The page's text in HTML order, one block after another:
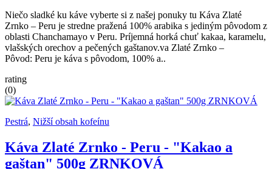
Niečo sladké ku káve vyberte si z našej ponuky tu Káva Zlaté
Zrnko – Peru je stredne pražená 100% arabika s jediným pôvodom z
oblasti Chanchamayo v Peru. Príjemná horká chuť kakaa, karamelu,
vlašských orechov a pečených gaštanov.va Zlaté Zrnko –
Pôvod: Peru je káva s pôvodom, 100% a..
rating
(0)
Pestrá, Nižší obsah kofeínu
Káva Zlaté Zrnko - Peru - "Kakao a
gaštan" 500g ZRNKOVÁ